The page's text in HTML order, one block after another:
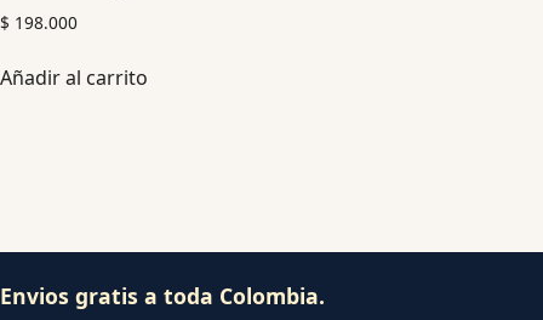
$ 198.000
Añadir al carrito
Envios gratis a toda Colombia.